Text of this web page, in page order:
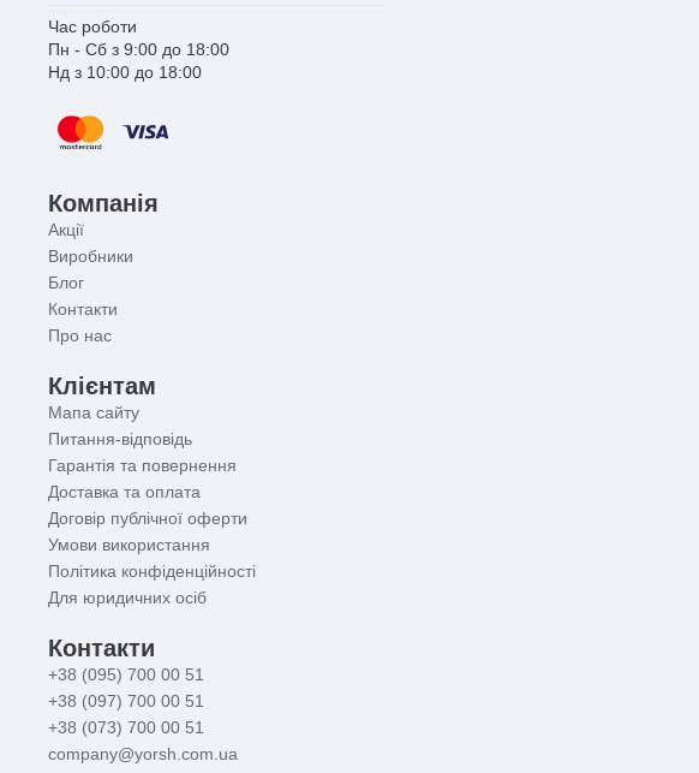
Час роботи
Пн - Сб з 9:00 до 18:00
Нд з 10:00 до 18:00
Компанія
Акції
Виробники
Блог
Контакти
Про нас
Клієнтам
Мапа сайту
Питання-відповідь
Гарантія та повернення
Доставка та оплата
Договір публічної оферти
Умови використання
Політика конфіденційності
Для юридичних осіб
Контакти
+38 (095) 700 00 51
+38 (097) 700 00 51
+38 (073) 700 00 51
company@yorsh.com.ua